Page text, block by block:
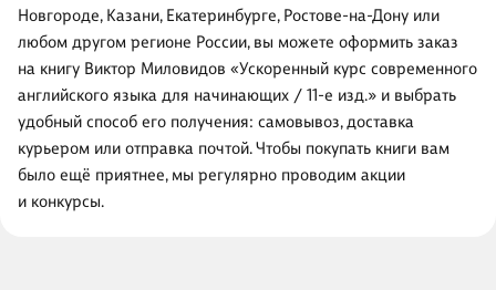
Новгороде, Казани, Екатеринбурге, Ростове-на-Дону или
любом другом регионе России, вы можете оформить заказ
на книгу Виктор Миловидов «Ускоренный курс современного
английского языка для начинающих / 11-е изд.» и выбрать
удобный способ его получения: самовывоз, доставка
курьером или отправка почтой. Чтобы покупать книги вам
было ещё приятнее, мы регулярно проводим акции
и конкурсы.